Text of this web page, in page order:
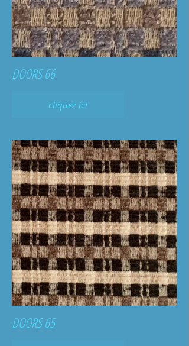
DOORS 66
cliquez ici
DOORS 65